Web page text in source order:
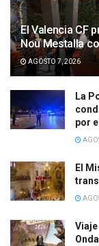
El Valencia CF
Nou Mestalla
AGOSTO 7, 2026
La
por
El